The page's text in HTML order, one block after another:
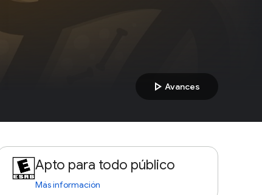
play_arrow Avances
Apto para todo público
Más información